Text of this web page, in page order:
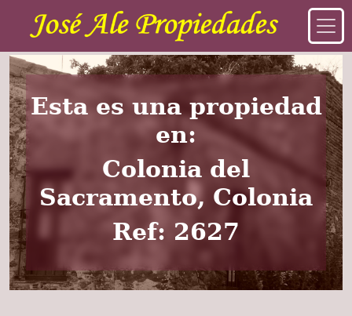
Esta es una propiedad
en:
Colonia del
Sacramento, Colonia
Ref: 2627